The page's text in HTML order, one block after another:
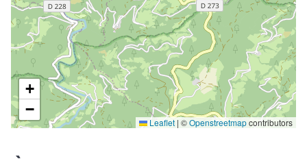
+
−
Leaflet | ©Openstreetmapcontributors